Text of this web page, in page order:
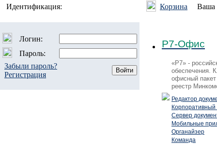
Идентификация: Корзина Ваша
Логин:
Пароль:
Забыли пароль?
Регистрация
Р7-Офис
«Р7» -
обеспечения.
офисный
реестр
Редактор
Корпоративный
Сервер
Мобильные
Органайзер
Команда